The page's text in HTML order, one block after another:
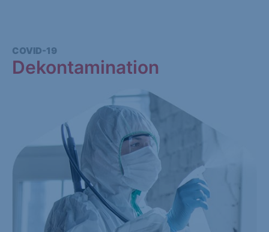
COVID-19
Dekontamination